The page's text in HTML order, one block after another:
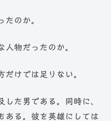
たのか。
人物だったのか。
だけでは足りない。
た男である。同時に、
ある。彼を英雄にしては